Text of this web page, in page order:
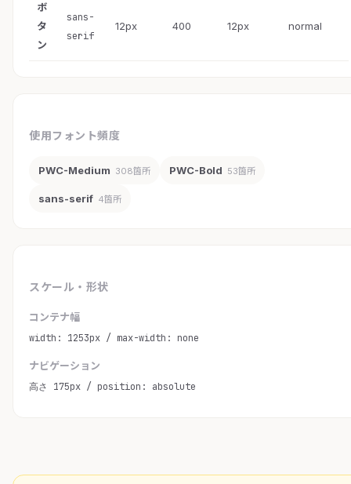
ボ
タ
ン
sans-
serif
12px 400 12px normal
使用フォント頻度
PWC-Medium 308箇所 PWC-Bold 53箇所
sans-serif 4箇所
スケール・形状
コンテナ幅
width: 1253px / max-width: none
ナビゲーション
高さ 175px / position: absolute